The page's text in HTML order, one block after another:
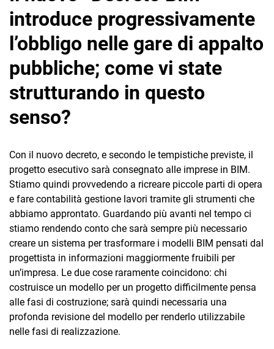
introduce progressivamente
l’obbligo nelle gare di appalto
pubbliche; come vi state
strutturando in questo
senso?
Con il nuovo decreto, e secondo le tempistiche previste, il
progetto esecutivo sarà consegnato alle imprese in BIM.
Stiamo quindi provvedendo a ricreare piccole parti di opera
e fare contabilità gestione lavori tramite gli strumenti che
abbiamo approntato. Guardando più avanti nel tempo ci
stiamo rendendo conto che sarà sempre più necessario
creare un sistema per trasformare i modelli BIM pensati dal
progettista in informazioni maggiormente fruibili per
un’impresa. Le due cose raramente coincidono: chi
costruisce un modello per un progetto difficilmente pensa
alle fasi di costruzione; sarà quindi necessaria una
profonda revisione del modello per renderlo utilizzabile
nelle fasi di realizzazione.